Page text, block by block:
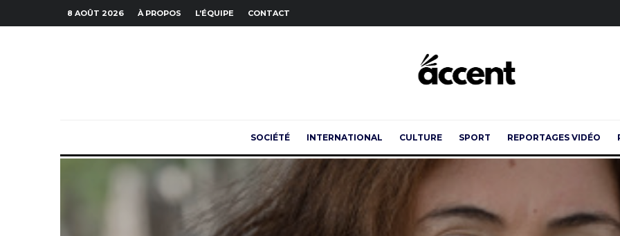
8 AOÛT 2026 À PROPOS L’ÉQUIPE CONTACT
SOCIÉTÉ INTERNATIONAL CULTURE SPORT REPORTAGES VIDÉO